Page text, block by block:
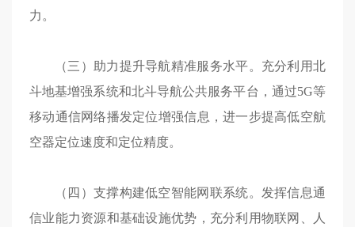
力。
（三）助力提升导航精准服务水平。充分利用北
斗地基增强系统和北斗导航公共服务平台，通过5G等
移动通信网络播发定位增强信息，进一步提高低空航
空器定位速度和定位精度。
（四）支撑构建低空智能网联系统。发挥信息通
信业能力资源和基础设施优势，充分利用物联网、人